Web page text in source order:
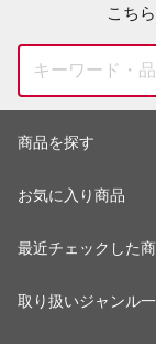
こち
商品を探す
お気に入り商品
最近チェックした
取り扱いジャンル